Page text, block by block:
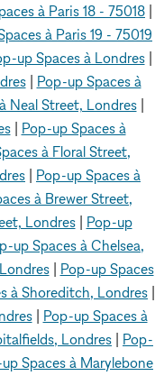
à Paris 18 - 75018
à Paris 19 - 75019
up Spaces à Londres|
| Pop-up Spaces à
Neal Street, Londres|
| Pop-up Spaces à
à Floral Street,
Pop-up Spaces à
à Brewer Street,
Londres| Pop-up
up Spaces à Chelsea,
| Pop-up Spaces
à Shoreditch, Londres
| Pop-up Spaces à
Londres
Pop-
Spaces à Marylebone